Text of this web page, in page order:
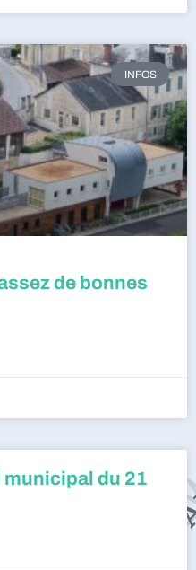
INFOS
de bonnes
du 21